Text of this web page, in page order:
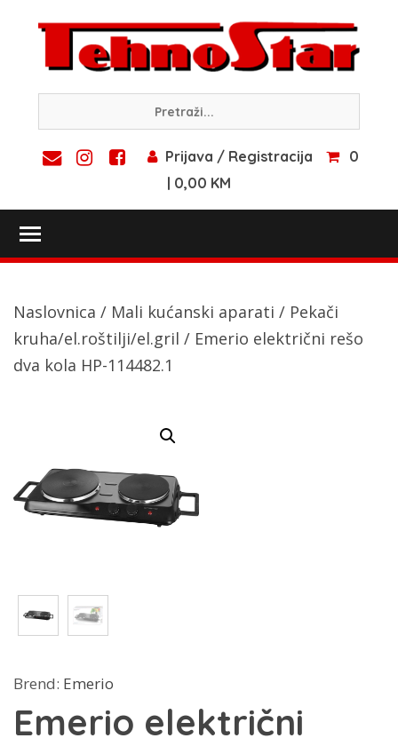
content
Prijava / Registracija
0
| 0,00 KM
Naslovnica / Mali kućanski aparati / Pekači
kruha/el.roštilji/el.gril / Emerio električni rešo
dva kola HP-114482.1
Brend: Emerio
Emerio električni